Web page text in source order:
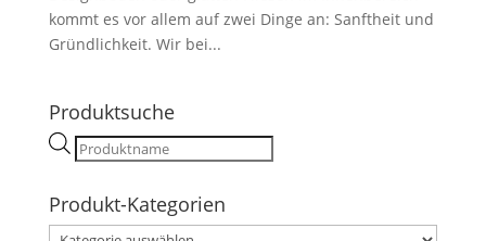
kommt es vor allem auf zwei Dinge an: Sanftheit und
Gründlichkeit. Wir bei...
Produktsuche
Products
search
Produkt-Kategorien